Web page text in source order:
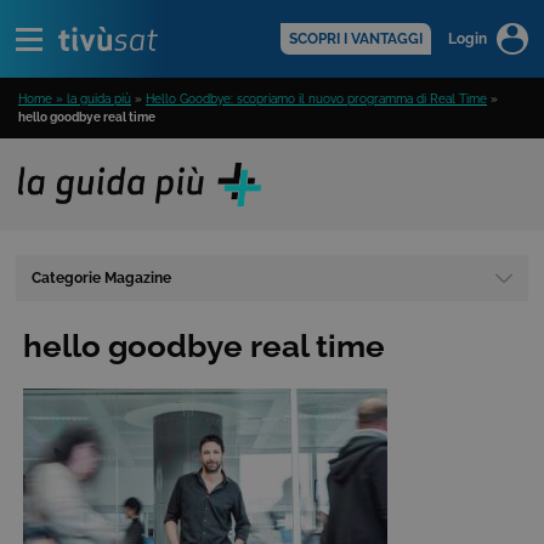
SCOPRI I VANTAGGI Login
Home » la guida più » Hello Goodbye: scopriamo il nuovo programma di Real Time »
hello goodbye real time
Categorie Magazine
hello goodbye real time